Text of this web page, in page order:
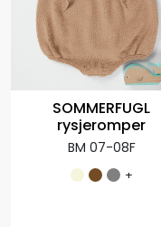
SOMMERFUGL
rysjeromper
BM 07-08F
+